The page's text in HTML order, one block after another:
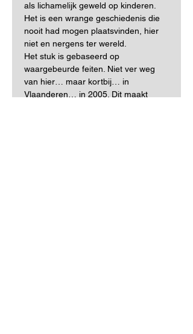
als lichamelijk geweld op kinderen.
Het is een wrange geschiedenis die
nooit had mogen plaatsvinden, hier
niet en nergens ter wereld.
Het stuk is gebaseerd op
waargebeurde feiten. Niet ver weg
van hier… maar kortbij… in
Vlaanderen… in 2005. Dit maakt